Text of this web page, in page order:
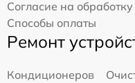
Согласие на
Способы оплаты
Ремонт
Кондиционеров